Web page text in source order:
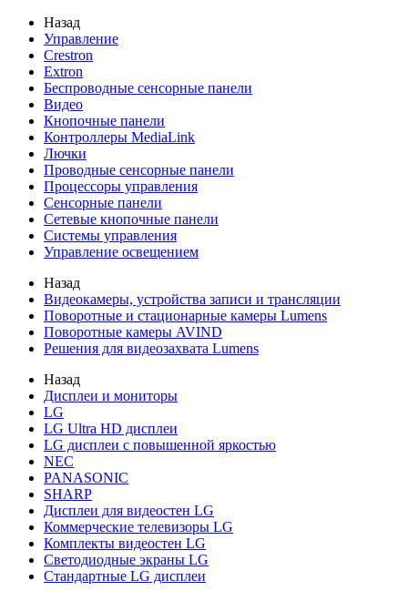
Назад
Управление
Crestron
Extron
Беспроводные сенсорные панели
Видео
Кнопочные панели
Контроллеры MediaLink
Лючки
Проводные сенсорные панели
Процессоры управления
Сенсорные панели
Сетевые кнопочные панели
Системы управления
Управление освещением
Назад
Видеокамеры, устройства записи и трансляции
Поворотные и стационарные камеры Lumens
Поворотные камеры AVIND
Решения для видеозахвата Lumens
Назад
Дисплеи и мониторы
LG
LG Ultra HD дисплеи
LG дисплеи с повышенной яркостью
NEC
PANASONIC
SHARP
Дисплеи для видеостен LG
Коммерческие телевизоры LG
Комплекты видеостен LG
Светодиодные экраны LG
Стандартные LG дисплеи